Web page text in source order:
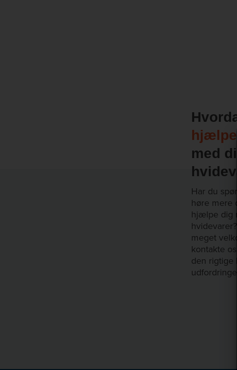
med
Har du
høre mere
hjælpe dig
meget
kontakte
den rigtige
udfordringer.